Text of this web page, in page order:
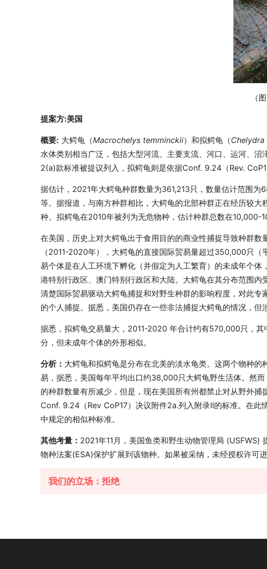
（
提案方:美国
概要: 大鳄龟（Macrochelys temminckii）和拟鳄龟（Chelydra
水体类别相当广泛，包括大型河流、主要支流、河口、运河、
2(a)款标准被提议列入，拟鳄龟则是依据Conf. 9.24（Rev.
据估计，2021年大鳄龟种群数量为361,213只，数量估计范围
等。据报道，与南方种群相比，大鳄龟的北部种群正在经历较
种。拟鳄龟在2010年被列为无危物种，估计种群总数在10,000-
在美国，历史上对大鳄龟出于食用目的的商业性捕捉导致种群
（2011-2020年），大鳄龟的直接国际贸易量超过350,000只
易个体是在人工环境下孵化（并假定为人工繁育）的未成年个
港特别行政区、澳门特别行政区和大陆。大鳄龟在其分布范围
清楚国际贸易驱动大鳄龟捕捉和对野生种群的影响程度，对此
的个人捕捉。据悉，美国仍存在一些非法捕捉大鳄龟的情况，但
据悉，拟鳄龟交易量大，2011-2020 年合计约有570,000只，
分，但未成年个体的外形相似。
分析： 大鳄龟和拟鳄龟是分布在北美的淡水龟类。这两个物种
易，据悉，美国每年平均出口约38,000只大鳄龟野生活体。然
的种群数量有所减少，但是，现在美国所有州都禁止对从野外
Conf. 9.24（Rev CoP17）决议附件2a.列入附录II的标准。在
中规定的相似种标准。
其他考量： 2021年11月，美国鱼类和野生动物管理局 (USFWS)
物种法案(ESA)保护扩展到该物种。如果被采纳，未经授权许可
我们的立场：拒绝